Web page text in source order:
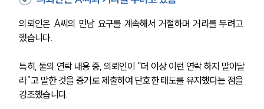
의뢰인은 A씨의 만남 요구를 계속해서 거절하며 거리를 두려고
했습니다.
특히, 둘의 연락 내용 중, 의뢰인이 “더 이상 이런 연락 하지 말아달
라”고 말한 것을 증거로 제출하여 단호한 태도를 유지했다는 점을
강조했습니다.